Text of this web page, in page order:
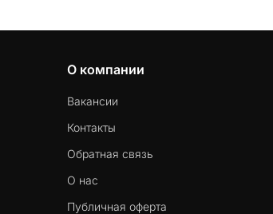
О компании
Вакансии
Контакты
Обратная связь
О нас
Публичная оферта